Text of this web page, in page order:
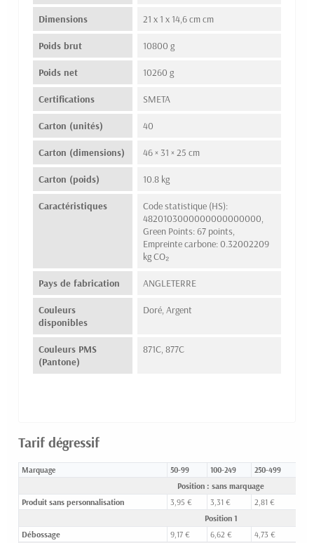
Dimensions 21 x 1 x 14,6 cm cm
Poids brut 10800 g
Poids net 10260 g
Certifications SMETA
Carton (unités) 40
Carton (dimensions) 46 × 31 × 25 cm
Carton (poids) 10.8 kg
Caractéristiques
Code statistique (HS):
4820103000000000000000,
Green Points: 67 points,
Empreinte carbone: 0.32002209
kg CO₂
Pays de fabrication ANGLETERRE
Couleurs
disponibles
Doré, Argent
Couleurs PMS
(Pantone)
871C, 877C
Tarif dégressif
Marquage 50-99 100-249 250-499
Position : sans marquage
Produit sans personnalisation
3,95 € 3,31 € 2,81 €
Position 1
Débossage
9,17 € 6,62 € 4,73 €